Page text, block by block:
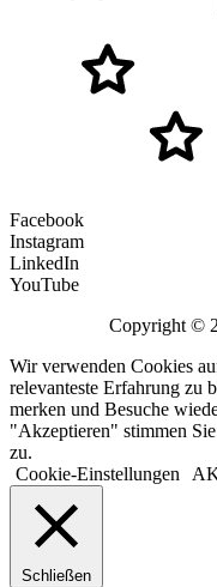
Facebook
Instagram
LinkedIn
YouTube
Copyright ©
Wir verwenden Cookies
relevanteste Erfahrung zu
merken und Besuche
"Akzeptieren" stimmen
zu.
Cookie-Einstellungen
Schließen